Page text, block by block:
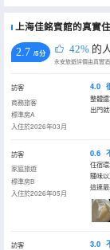
上海佳銘賓館的真實
2.7 /5分 42% 的
訪客
商務旅客
標準房A
入住於2026年03月
4.0
整體
出門
訪客
家庭旅遊
標準房B
入住於2026年05月
0.6
住宿
騷味
這連
訪客
3.0